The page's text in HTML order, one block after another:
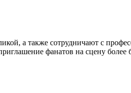
а также сотрудничают с
фанатов на сцену